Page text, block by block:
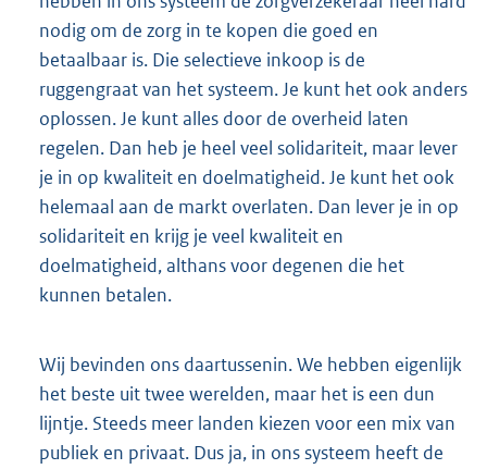
nodig om de zorg in te kopen die goed en
betaalbaar is. Die selectieve inkoop is de
ruggengraat van het systeem. Je kunt het ook anders
oplossen. Je kunt alles door de overheid laten
regelen. Dan heb je heel veel solidariteit, maar lever
je in op kwaliteit en doelmatigheid. Je kunt het ook
helemaal aan de markt overlaten. Dan lever je in op
solidariteit en krijg je veel kwaliteit en
doelmatigheid, althans voor degenen die het
kunnen betalen.
Wij bevinden ons daartussenin. We hebben eigenlijk
het beste uit twee werelden, maar het is een dun
lijntje. Steeds meer landen kiezen voor een mix van
publiek en privaat. Dus ja, in ons systeem heeft de